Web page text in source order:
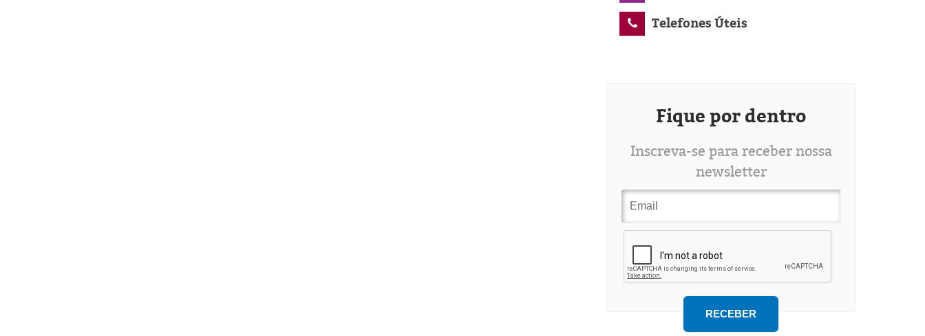
Telefones Úteis
Fique por dentro
Inscreva-se para receber nossa
newsletter